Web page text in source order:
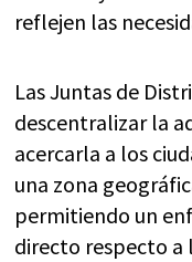
reflejen las
Las Juntas de
descentralizar la
acercarla a los
una zona
permitiendo un
directo respecto a